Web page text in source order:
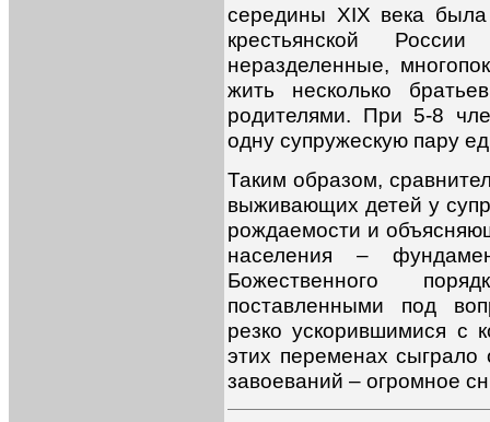
середины XIX века
крестьянской
неразделенные,
жить несколько
родителями. При 5-8
одну супружескую пару
Таким образом,
выживающих детей у
рождаемости и
населения –
Божественного
поставленными под
резко ускорившимися с
этих переменах сыграло
завоеваний – огромное